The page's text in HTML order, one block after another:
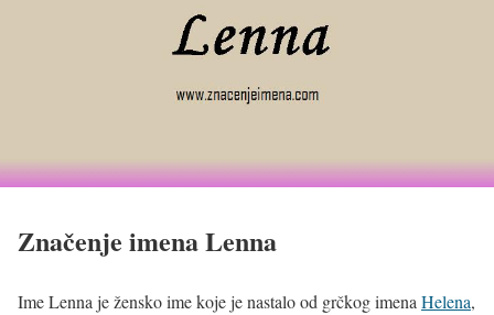
Značenje imena Lenna
Ime Lenna je žensko ime koje je nastalo od grčkog imena Helena,